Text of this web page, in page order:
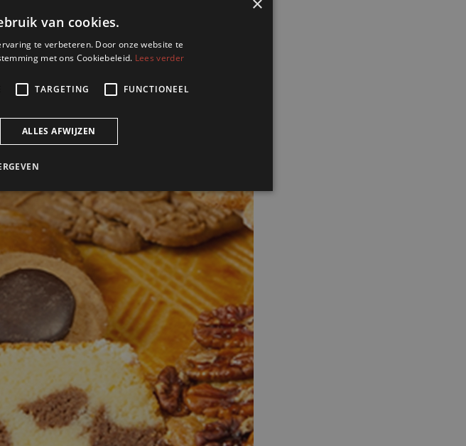
van cookies.
te verbeteren. Door onze website te
met ons Cookiebeleid. Lees verder
TARGETING FUNCTIONEEL
ALLES AFWIJZEN
Targeting Functioneel
zoals gebruikersaanmelding en accountbeheer. De
Algemene platform-sessiecookie, gebruikt door websites ontwikkeld
met Microsoft .NET-technologieën. Wordt gebruikt om een
anonieme gebruikerssessie op de server te onderhouden.
cookie wordt gebruikt door de Cookie-Script.com-service om
cookievoorkeuren van bezoekers te onthouden. De cookie-
banner van Cookie-Script.com is noodzakelijk om correct te werken.